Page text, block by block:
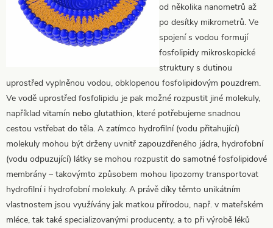
od několika nanometrů až
po desítky mikrometrů. Ve
spojení s vodou formují
fosfolipidy mikroskopické
struktury s dutinou
uprostřed vyplněnou vodou, obklopenou fosfolipidovým pouzdrem.
Ve vodě uprostřed fosfolipidu je pak možné rozpustit jiné molekuly,
například vitamín nebo glutathion, které potřebujeme snadnou
cestou vstřebat do těla. A zatímco hydrofilní (vodu přitahující)
molekuly mohou být drženy uvnitř zapouzdřeného jádra, hydrofobní
(vodu odpuzující) látky se mohou rozpustit do samotné fosfolipidové
membrány – takovýmto způsobem mohou lipozomy transportovat
hydrofilní i hydrofobní molekuly. A právě díky těmto unikátním
vlastnostem jsou využívány jak matkou přírodou, např. v mateřském
mléce, tak také specializovanými producenty, a to při výrobě léků